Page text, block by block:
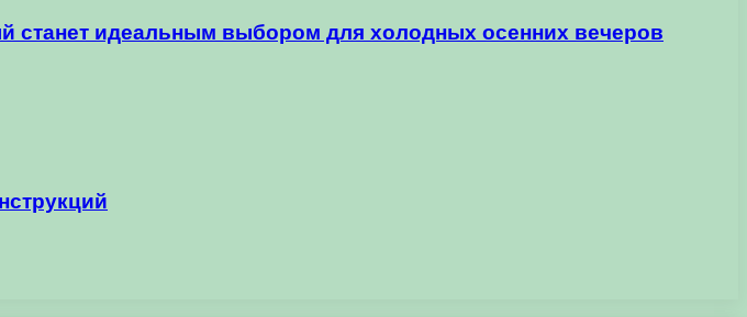
станет идеальным выбором для холодных осенних вечеров